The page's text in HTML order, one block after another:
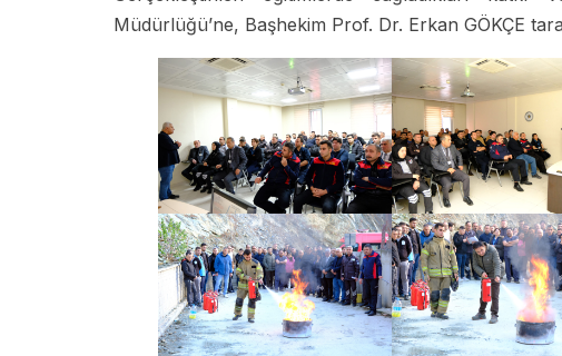
Müdürlüğü’ne, Başhekim Prof. Dr. Erkan GÖKÇE